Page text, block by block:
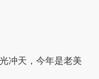
冲天，今年是老美